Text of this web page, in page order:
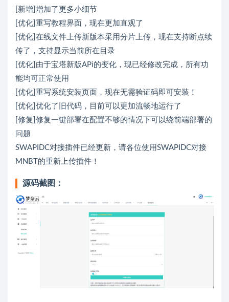
[新增]增加了更多小细节
[优化]重写教程界面，现在更加直观了
[优化]在线文件上传新版本采用分片上传，现在支持断点续
传了，支持显示当前所在目录
[优化]由于宝塔新版APi的变化，现已经修改完成，所有功
能均可正常使用
[优化]重写系统安装页面，现在无需验证码即可安装！
[优化]优化了旧代码，目前可以更加流畅地运行了
[修复]修复一键部署在配置不够的情况下可以绕前端部署的
问题
SWAPIDC对接插件已经更新，请各位使用SWAPIDC对接
MNBT的重新上传插件！
源码截图：